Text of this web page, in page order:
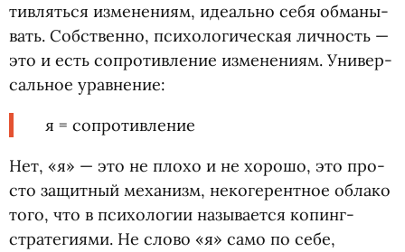
тив­ляться изме­не­ниям, иде­ально себя обма­ны­
вать. Соб­ственно, пси­хо­ло­ги­че­ская лич­ность —
это и есть сопро­тив­ле­ние изме­не­ниям. Уни­вер­
саль­ное уравнение:
я = сопротивление
Нет, «я» — это не плохо и не хорошо, это про­
сто защит­ный меха­низм, неко­ге­рент­ное облако
того, что в пси­хо­ло­гии назы­ва­ется копинг-
стратегиями. Не слово «я» само по себе,